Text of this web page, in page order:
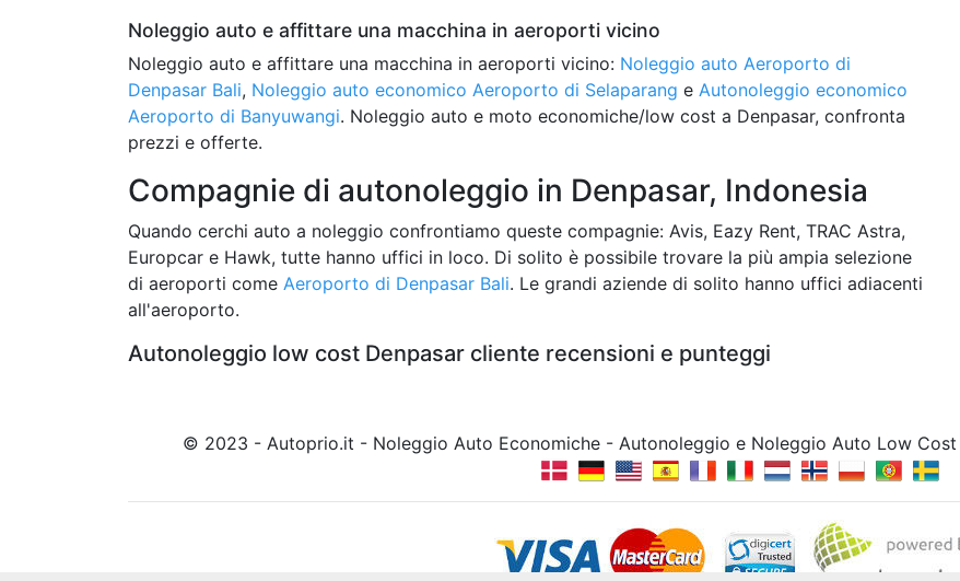
Noleggio auto e affittare una macchina in aeroporti vicino
Noleggio auto e affittare una macchina in aeroporti vicino: Noleggio auto Aeroporto di
Denpasar Bali, Noleggio auto economico Aeroporto di Selaparang e Autonoleggio economico
Aeroporto di Banyuwangi. Noleggio auto e moto economiche/low cost a Denpasar, confronta
prezzi e offerte.
Compagnie di autonoleggio in Denpasar, Indonesia
Quando cerchi auto a noleggio confrontiamo queste compagnie: Avis, Eazy Rent, TRAC Astra,
Europcar e Hawk, tutte hanno uffici in loco. Di solito è possibile trovare la più ampia selezione
di aeroporti come Aeroporto di Denpasar Bali. Le grandi aziende di solito hanno uffici adiacenti
all'aeroporto.
Autonoleggio low cost Denpasar cliente recensioni e punteggi
© 2023 - Autoprio.it - Noleggio Auto Economiche - Autonoleggio e Noleggio Auto Low